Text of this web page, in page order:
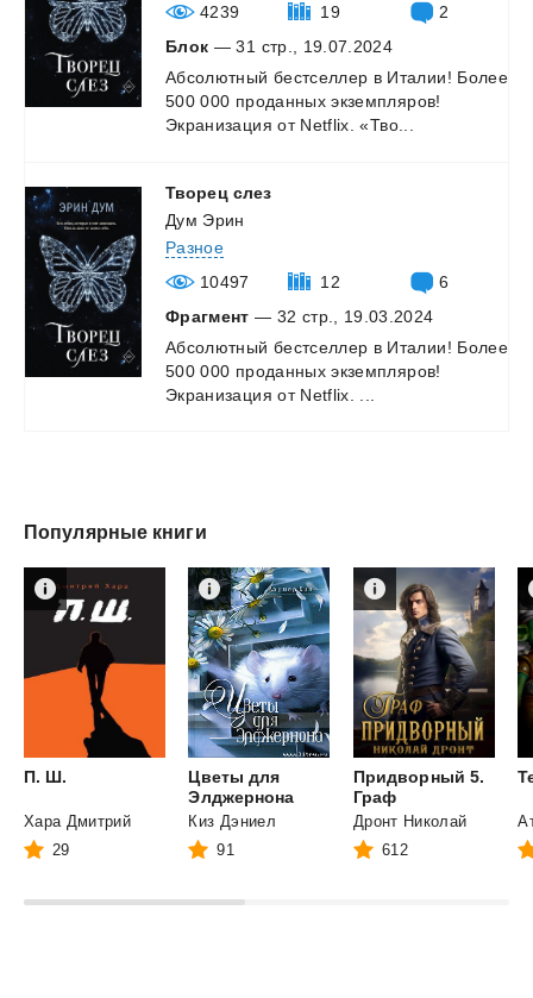
4239
19
2
Блок — 31 стр., 19.07.2024
Абсолютный бестселлер в Италии! Более
500 000 проданных экземпляров!
Экранизация от Netflix. «Тво...
Творец слез
Дум Эрин
Разное
10497
12
6
Фрагмент — 32 стр., 19.03.2024
Абсолютный бестселлер в Италии! Более
500 000 проданных экземпляров!
Экранизация от Netflix.
Популярные книги
П. Ш.
Хара Дмитрий
29
Цветы для
Элджернона
Киз Дэниел
91
Придворный 5.
Граф
Дронт Николай
612